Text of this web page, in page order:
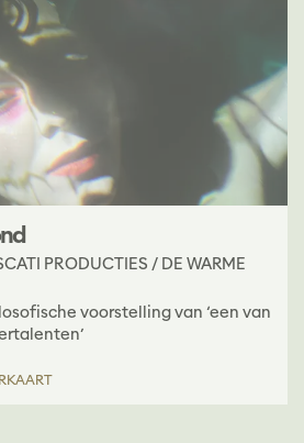
PRODUCTIES / DE WARME
voorstelling van ‘een van